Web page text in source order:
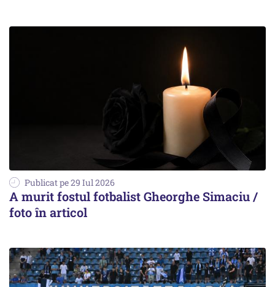
Publicat pe 29 Iul 2026
A murit fostul fotbalist Gheorghe Simaciu /
foto în articol